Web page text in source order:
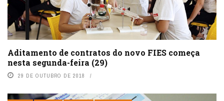
Aditamento de contratos do novo FIES começa
nesta segunda-feira (29)
29 DE OUTUBRO DE 2018